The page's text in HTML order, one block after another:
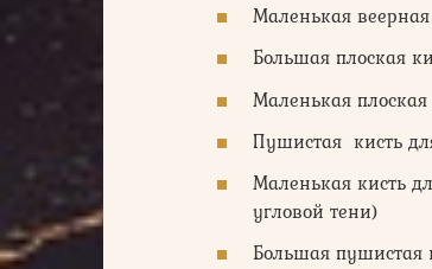
Маленькая
Большая плоская
Маленькая
Пушистая кисть
Маленькая кисть
угловой тени)
Большая пушистая